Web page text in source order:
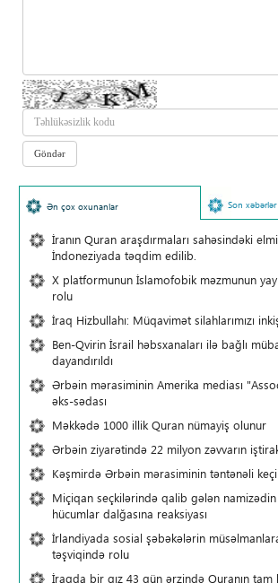
Ən çox oxunanlar Son xəbərlər
İranın Quran araşdırmaları sahəsindəki
İndoneziyada təqdim edilib.
X platformunun İslamofobik məzmunun
rolu
İraq Hizbullahı: Müqavimət silahlarımızı
Ben-Qvirin İsrail həbsxanaları ilə bağlı
dayandırıldı
Ərbəin mərasiminin Amerika mediası
əks-sədası
Məkkədə 1000 illik Quran nümayiş olunur
Ərbəin ziyarətində 22 milyon zəvvarın
Kəşmirdə Ərbəin mərasiminin təntənəli
Miçiqan seçkilərində qalib gələn
hücumlar dalğasına reaksiyası
İrlandiyada sosial şəbəkələrin müsəlmanlara
təşviqində rolu
İraqda bir qız 43 gün ərzində Quranın tam